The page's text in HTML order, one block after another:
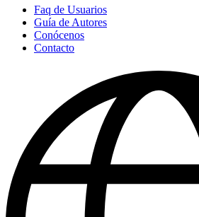
Faq de Usuarios
Guía de Autores
Conócenos
Contacto